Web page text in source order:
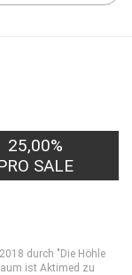
25,00%
SALE
durch "Die Höhle
ist Aktimed zu